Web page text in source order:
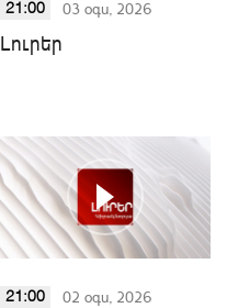
21:00 03 օգս, 2026
Լուրեր
21:00 02 օգս, 2026